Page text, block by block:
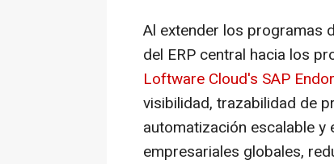
Al extender los programas
del ERP central hacia los
Loftware Cloud's SAP
visibilidad, trazabilidad de
automatización escalable
empresariales globales,